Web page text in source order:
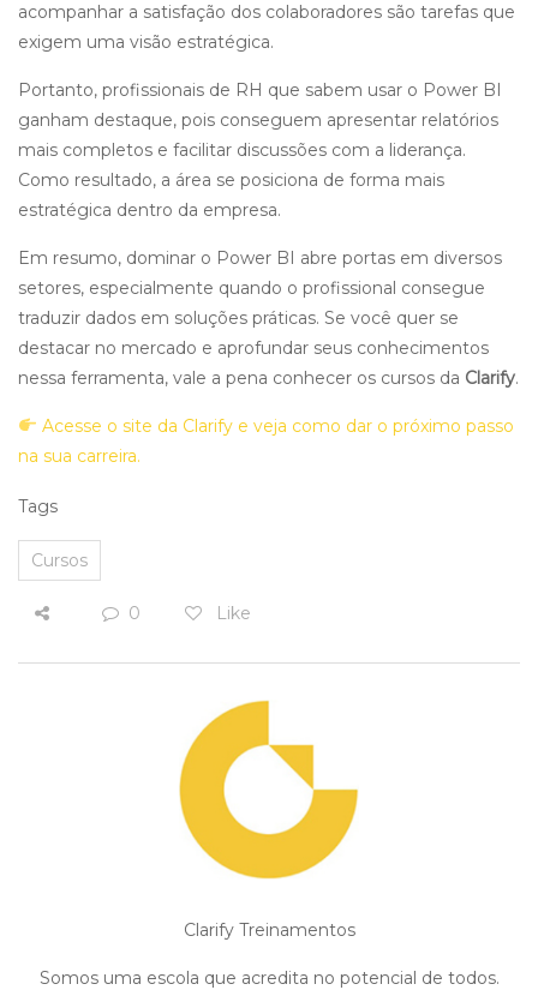
acompanhar a satisfação dos colaboradores são tarefas que
exigem uma visão estratégica.
Portanto, profissionais de RH que sabem usar o Power BI
ganham destaque, pois conseguem apresentar relatórios
mais completos e facilitar discussões com a liderança.
Como resultado, a área se posiciona de forma mais
estratégica dentro da empresa.
Em resumo, dominar o Power BI abre portas em diversos
setores, especialmente quando o profissional consegue
traduzir dados em soluções práticas. Se você quer se
destacar no mercado e aprofundar seus conhecimentos
nessa ferramenta, vale a pena conhecer os cursos da Clarify.
Acesse o site da Clarify e veja como dar o próximo passo
na sua carreira.
Tags
Cursos
0 Like
Clarify Treinamentos
Somos uma escola que acredita no potencial de todos.